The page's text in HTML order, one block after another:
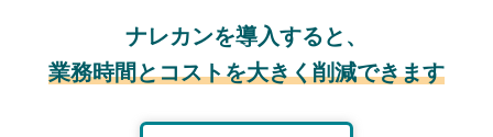
ナレカンを導入すると、
業務時間とコストを大きく削減できます